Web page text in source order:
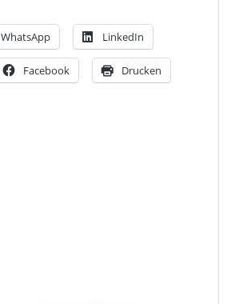
WhatsApp LinkedIn
Facebook Drucken